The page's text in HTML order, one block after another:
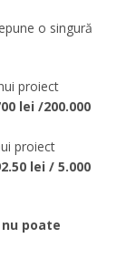
o singură
proiect
lei /200.000
proiect
lei / 5.000
poate